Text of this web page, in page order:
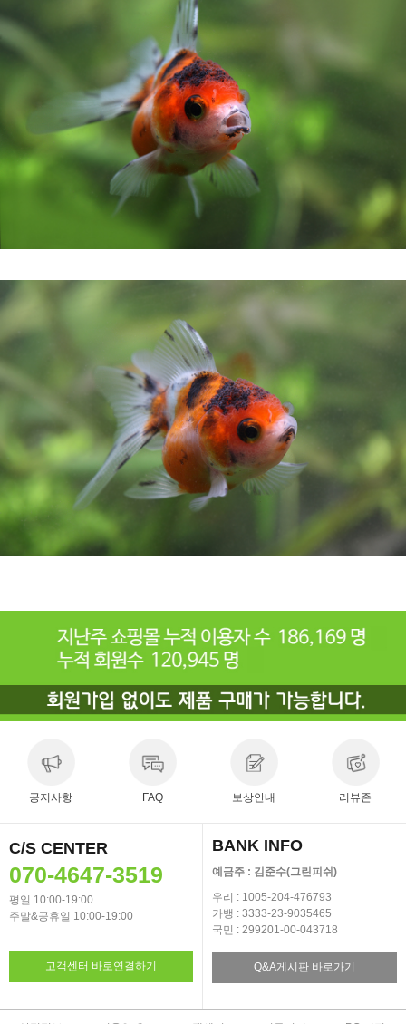
공지사항 FAQ 보상안내 리뷰존
C/S CENTER
070-4647-3519
평일 10:00-19:00
주말&공휴일 10:00-19:00
고객센터 바로연결하기
BANK INFO
예금주 : 김준수(그린피쉬)
우리 : 1005-204-476793
카뱅 : 3333-23-9035465
국민 : 299201-00-043718
Q&A게시판 바로가기